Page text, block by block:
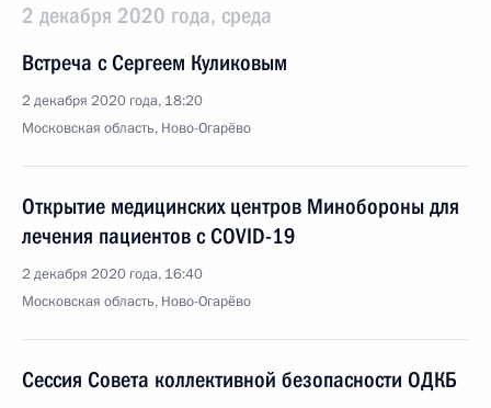
2 декабря 2020 года, среда
Встреча с Сергеем Куликовым
2 декабря 2020 года, 18:20
Московская область, Ново-Огарёво
Открытие медицинских центров Минобороны для
лечения пациентов с COVID-19
2 декабря 2020 года, 16:40
Московская область, Ново-Огарёво
Сессия Совета коллективной безопасности ОДКБ